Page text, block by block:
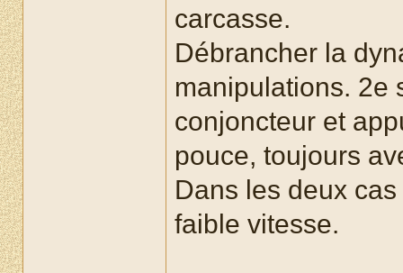
carcasse.
Débrancher la
manipulations. 2e
conjoncteur et
pouce, toujours
Dans les deux
faible vitesse.